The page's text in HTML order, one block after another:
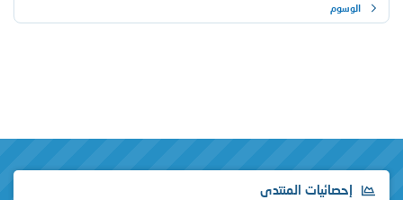
الوسوم
إحصائيات المنتدى